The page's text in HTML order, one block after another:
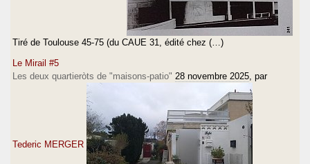
Tiré de Toulouse 45-75 (du CAUE 31, édité chez (…)
Le Mirail #5
Les deux quartieròts de "maisons-patio" 28 novembre 2025 , par
Tederic MERGER